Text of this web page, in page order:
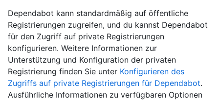
Dependabot kann standardmäßig auf öffentliche
Registrierungen zugreifen, und du kannst Dependabot
für den Zugriff auf private Registrierungen
konfigurieren. Weitere Informationen zur
Unterstützung und Konfiguration der privaten
Registrierung finden Sie unter Konfigurieren des
Zugriffs auf private Registrierungen für Dependabot.
Ausführliche Informationen zu verfügbaren Optionen